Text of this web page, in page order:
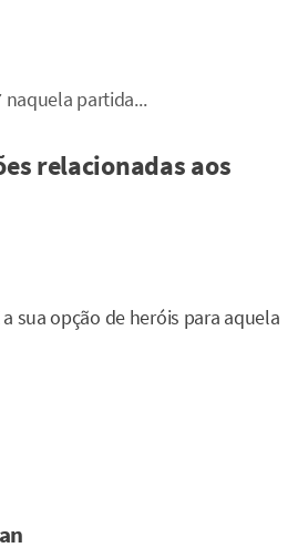
naquela partida...
relacionadas aos
sua opção de heróis para aquela